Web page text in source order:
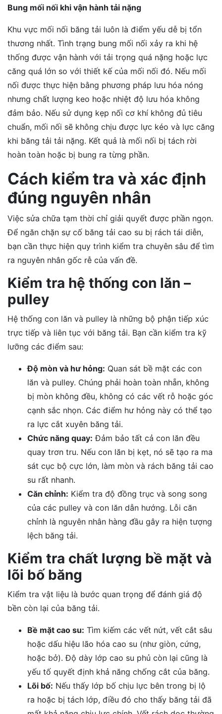
Bung mối nối khi vận hành tải nặng
Khu vực mối nối băng tải luôn là điểm yếu dễ bị tổn
thương nhất. Tình trạng bung mối nối xảy ra khi hệ
thống được vận hành với tải trọng quá nặng hoặc lực
căng quá lớn so với thiết kế của mối nối đó. Nếu mối
nối được thực hiện bằng phương pháp lưu hóa nóng
nhưng chất lượng keo hoặc nhiệt độ lưu hóa không
đảm bảo. Nếu sử dụng kẹp nối cơ khí không đủ tiêu
chuẩn, mối nối sẽ không chịu được lực kéo và lực căng
khi băng tải tải nặng. Kết quả là mối nối bị tách rời
hoàn toàn hoặc bị bung ra từng phần.
Cách kiểm tra và xác định
đúng nguyên nhân
Việc sửa chữa tạm thời chỉ giải quyết được phần ngọn.
Để ngăn chặn sự cố băng tải cao su bị rách tái diễn,
bạn cần thực hiện quy trình kiểm tra chuyên sâu để tìm
ra nguyên nhân gốc rễ của vấn đề.
Kiểm tra hệ thống con lăn –
pulley
Hệ thống con lăn và pulley là những bộ phận tiếp xúc
trực tiếp và liên tục với băng tải. Bạn cần kiểm tra kỹ
lưỡng các điểm sau:
Độ mòn và hư hỏng: Quan sát bề mặt các con
lăn và pulley. Chúng phải hoàn toàn nhẵn, không
bị mòn không đều, không có các vết rỗ hoặc góc
cạnh sắc nhọn. Các điểm hư hỏng này có thể tạo
ra lực cắt xuyên băng tải.
Chức năng quay: Đảm bảo tất cả con lăn đều
quay trơn tru. Nếu con lăn bị kẹt, nó sẽ tạo ra ma
sát cục bộ cực lớn, làm mòn và rách băng tải cao
su rất nhanh.
Căn chỉnh: Kiểm tra độ đồng trục và song song
của các pulley và con lăn dẫn hướng. Lỗi căn
chỉnh là nguyên nhân hàng đầu gây ra hiện tượng
lệch băng tải.
Kiểm tra chất lượng bề mặt và
lõi bố băng
Kiểm tra vật liệu là bước quan trọng để đánh giá độ
bền còn lại của băng tải.
Bề mặt cao su: Tìm kiếm các vết nứt, vết cắt sâu
hoặc dấu hiệu lão hóa cao su (như giòn, cứng,
hoặc bở). Độ dày lớp cao su phủ còn lại cũng là
yếu tố quyết định khả năng chống cắt của băng.
Lõi bố: Nếu thấy lớp bố chịu lực bên trong bị lộ
ra hoặc bị tách lớp, điều đó cho thấy băng tải đã